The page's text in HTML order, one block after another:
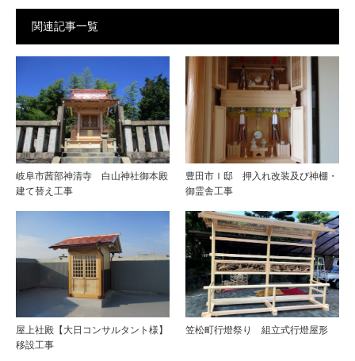
関連記事一覧
岐阜市茜部神清寺 白山神社御本殿
建て替え工事
豊田市Ｉ邸 押入れ改装及び神棚・
御霊舎工事
屋上社殿【大日コンサルタント様】
移設工事
笠松町行燈祭り 組立式行燈屋形